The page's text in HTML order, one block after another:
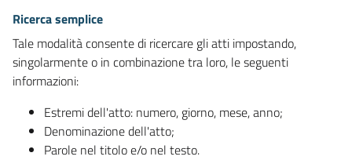
Ricerca semplice
Tale modalità consente di ricercare gli atti impostando,
singolarmente o in combinazione tra loro, le seguenti
informazioni:
Estremi dell'atto: numero, giorno, mese, anno;
Denominazione dell'atto;
Parole nel titolo e/o nel testo.